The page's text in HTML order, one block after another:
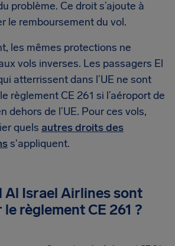
problème. Ce droit s’ajoute à
le remboursement du vol.
les mêmes protections ne
vols inverses. Les passagers El
atterrissent dans l’UE ne sont
règlement CE 261 si l’aéroport de
dehors de l’UE. Pour ces vols,
quels autres droits des
s'appliquent.
Al Israel Airlines sont
règlement CE 261 ?